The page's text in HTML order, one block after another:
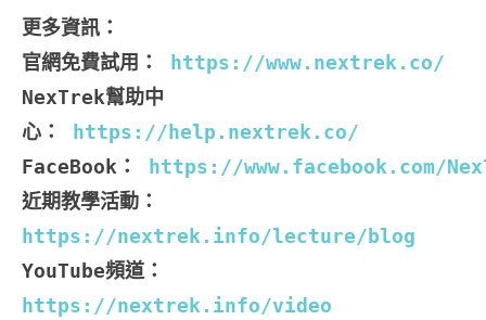
更多資訊：
官網免費試用：
NexTrek幫助中
心：
FaceBook：
近期教學活動：
https://nextrek.info/lecture/blog
YouTube頻道：
https://nextrek.info/video